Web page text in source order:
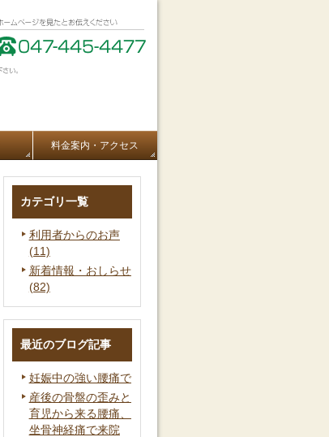
料金案内・アクセス
カテゴリ一覧
利用者からのお声
(11)
新着情報・おしらせ
(82)
最近のブログ記事
妊娠中の強い腰痛で
産後の骨盤の歪みと
育児から来る腰痛、
坐骨神経痛で来院